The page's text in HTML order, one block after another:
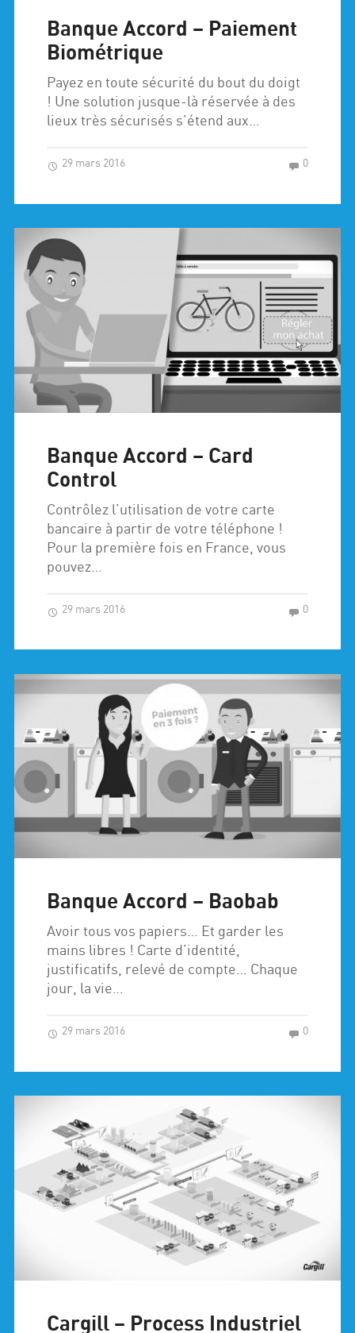
Banque Accord – Paiement
Biométrique
Payez en toute sécurité du bout du doigt
! Une solution jusque-là réservée à des
lieux très sécurisés s’étend aux…
29 mars 2016 0
Banque Accord – Card
Control
Contrôlez l’utilisation de votre carte
bancaire à partir de votre téléphone !
Pour la première fois en France, vous
pouvez…
29 mars 2016 0
Banque Accord – Baobab
Avoir tous vos papiers… Et garder les
mains libres ! Carte d’identité,
justificatifs, relevé de compte… Chaque
jour, la vie…
29 mars 2016 0
Cargill – Process Industriel